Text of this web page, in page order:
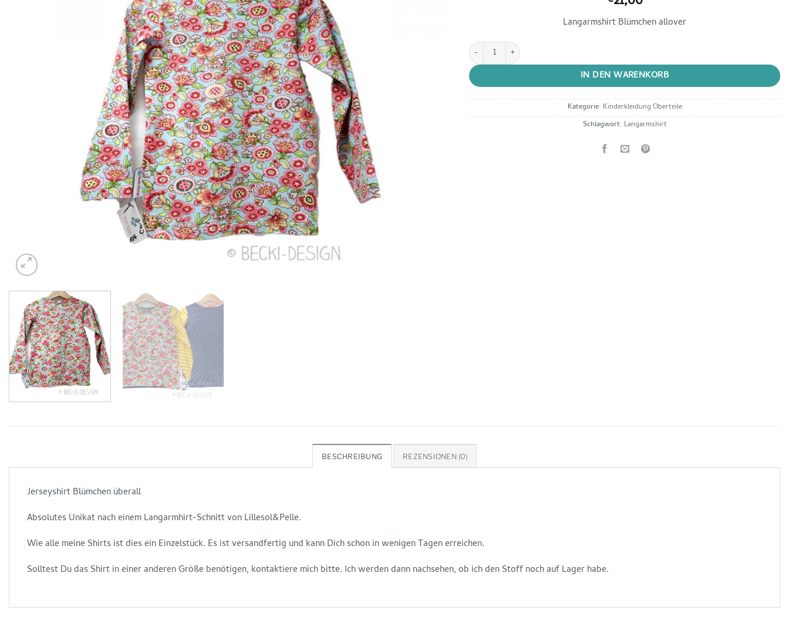
Langarmshirt Blümchen allover
Gr. 104 Langarmshirt Blumen allover Menge
IN DEN WARENKORB
Kategorie: Kinderkleidung Oberteile
Schlagwort: Langarmshirt
BESCHREIBUNG REZENSIONEN (0)
Jerseyshirt Blümchen überall
Absolutes Unikat nach einem Langarmhirt-Schnitt von Lillesol&Pelle.
Wie alle meine Shirts ist dies ein Einzelstück. Es ist versandfertig und kann Dich schon in wenigen Tagen erreichen.
Solltest Du das Shirt in einer anderen Größe benötigen, kontaktiere mich bitte. Ich werden dann nachsehen, ob ich den Stoff noch auf Lager habe.